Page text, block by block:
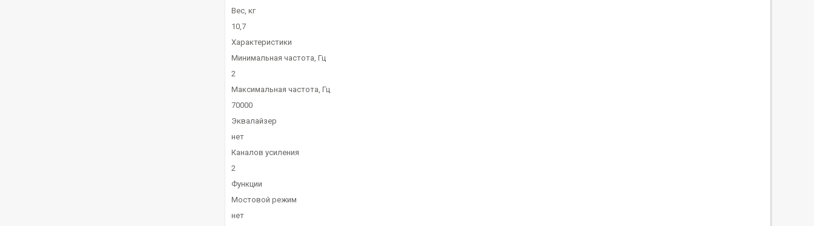
Вес, кг
10,7
Характеристики
Минимальная частота, Гц
2
Максимальная частота, Гц
70000
Эквалайзер
нет
Каналов усиления
2
Функции
Мостовой режим
нет